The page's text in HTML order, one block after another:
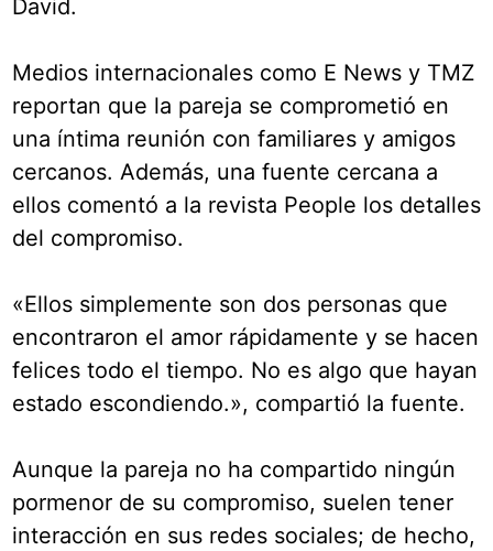
David.
Medios internacionales como E News y TMZ
reportan que la pareja se comprometió en
una íntima reunión con familiares y amigos
cercanos. Además, una fuente cercana a
ellos comentó a la revista People los detalles
del compromiso.
«Ellos simplemente son dos personas que
encontraron el amor rápidamente y se hacen
felices todo el tiempo. No es algo que hayan
estado escondiendo.», compartió la fuente.
Aunque la pareja no ha compartido ningún
pormenor de su compromiso, suelen tener
interacción en sus redes sociales; de hecho,